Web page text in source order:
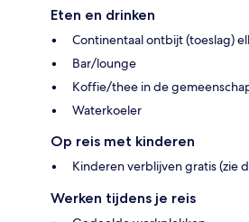
Eten en drinken
Continentaal ontbijt (toeslag)
Bar/lounge
Koffie/thee in de
Waterkoeler
Op reis met kinderen
Kinderen verblijven gratis (zie
Werken tijdens je reis